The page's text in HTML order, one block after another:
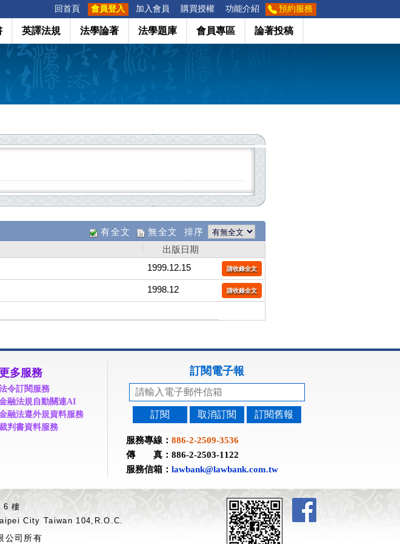
回首頁 會員登入 加入會員 購買授權 功能介紹 預約服務
英譯法規 法學論著 法學題庫 會員專區 論著投稿
有全文 無全文 排序
出版日期
1999.12.15 請收錄全文
1998.12 請收錄全文
更多服務
令訂閱服務
融法規自動關連AI
融法遵外規資料服務
判書資料服務
訂閱電子報
訂閱 取消訂閱 訂閱舊報
服務專線： 886-2-2509-3536
傳 真：886-2-2503-1122
服務信箱： lawbank@lawbank.com.tw
6 樓
City Taiwan 104,R.O.C.
公司所有